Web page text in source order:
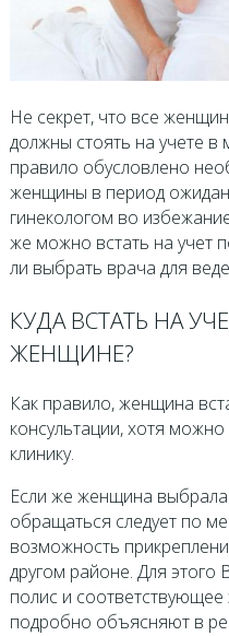
Не секрет, что все
должны стоять на учете
правило обусловлено
женщины в период
гинекологом во
же можно встать на учет
ли выбрать врача для
КУДА ВСТАТЬ НА
ЖЕНЩИНЕ?
Как правило, женщина
консультации, хотя
клинику.
Если же женщина
обращаться следует по
возможность
другом районе. Для этого
полис и
подробно объясняют в